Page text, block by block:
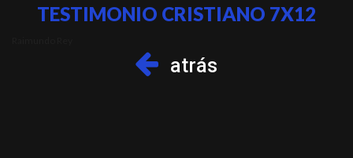
TESTIMONIO CRISTIANO 7X12
atrás